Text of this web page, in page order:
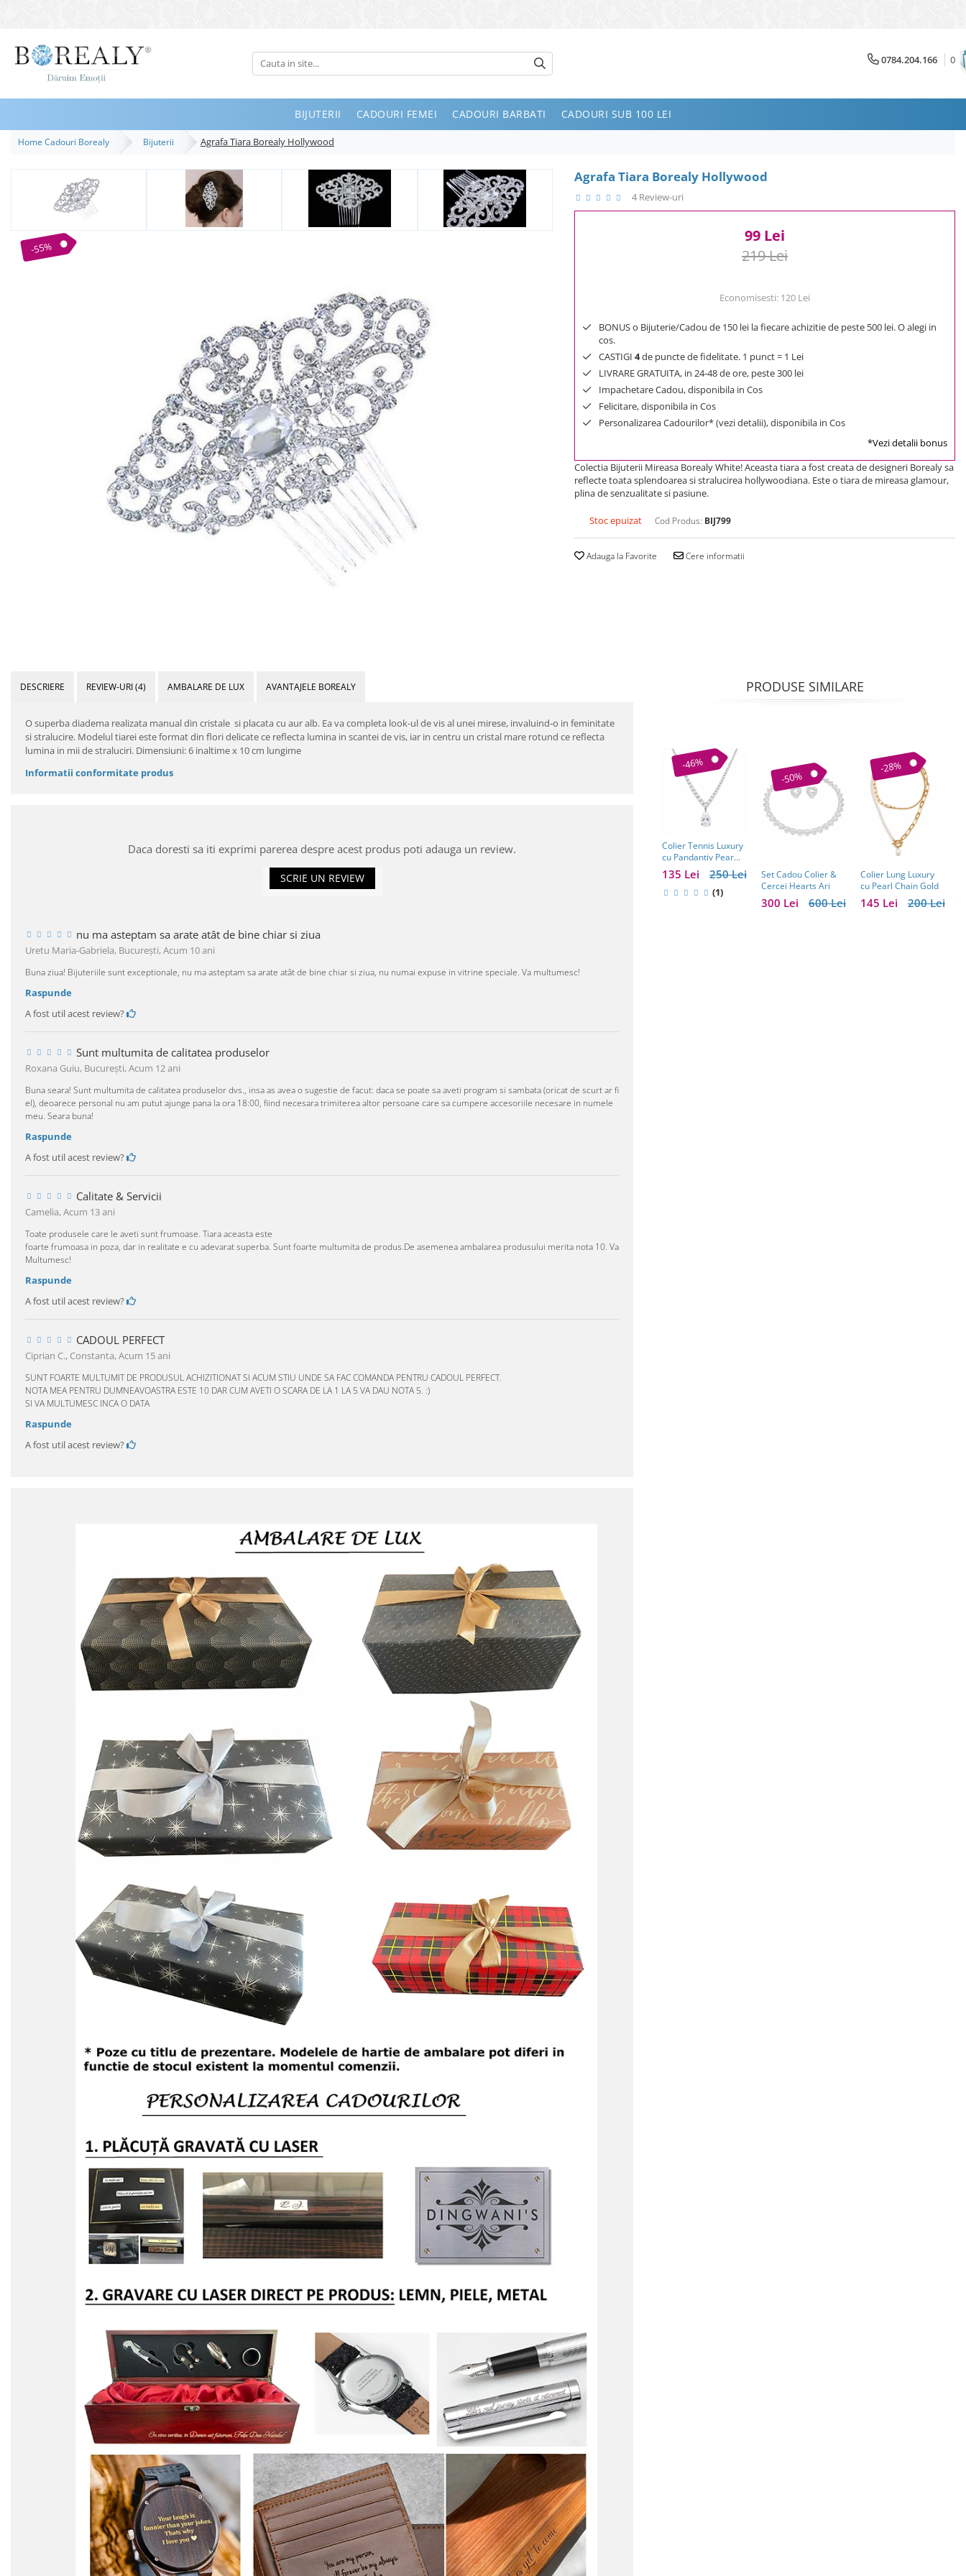
Bijuterii
Inele
Bratari
Destinatari
0784.204.166 0
BIJUTERII CADOURI FEMEI CADOURI BARBATI CADOURI SUB 100 LEI
Home Cadouri Borealy Bijuterii Agrafa Tiara Borealy Hollywood
Agrafa Tiara Borealy Hollywood
4 Review-uri
-55%
99 Lei
219 Lei
Economisesti: 120 Lei
BONUS o Bijuterie/Cadou de 150 lei la fiecare achizitie de peste 500 lei. O alegi in
cos.
CASTIGI 4de puncte de fidelitate. 1 punct = 1 Lei
LIVRARE GRATUITA, in 24-48 de ore, peste 300 lei
Impachetare Cadou, disponibila in Cos
Felicitare, disponibila in Cos
Personalizarea Cadourilor* (vezi detalii), disponibila in Cos
*Vezi detalii bonus
Colectia Bijuterii Mireasa Borealy White! Aceasta tiara a fost creata de designeri Borealy sa
reflecte toata splendoarea si stralucirea hollywoodiana. Este o tiara de mireasa glamour,
plina de senzualitate si pasiune.
Stoc epuizat Cod Produs: BIJ799
Adauga la Favorite Cere informatii
DESCRIERE REVIEW-URI(4) AMBALARE DE LUX AVANTAJELE BOREALY
O superba diadema realizata manual din cristale si placata cu aur alb. Ea va completa look-ul de vis al unei mirese, invaluind-o in feminitate
si stralucire. Modelul tiarei este format din flori delicate ce reflecta lumina in scantei de vis, iar in centru un cristal mare rotund ce reflecta
lumina in mii de straluciri. Dimensiuni: 6 inaltime x 10 cm lungime
Informatii conformitate produs
Daca doresti sa iti exprimi parerea despre acest produs poti adauga un review.
SCRIE UN REVIEW
nu ma asteptam sa arate atât de bine chiar si ziua
Uretu Maria-Gabriela, Bucureşti,Acum 10 ani
Buna ziua! Bijuteriile sunt exceptionale, nu ma asteptam sa arate atât de bine chiar si ziua, nu numai expuse in vitrine speciale. Va multumesc!
Raspunde
A fost util acest review?
Sunt multumita de calitatea produselor
Roxana Guiu, Bucureşti,Acum 12 ani
Buna seara! Sunt multumita de calitatea produselor dvs., insa as avea o sugestie de facut: daca se poate sa aveti program si sambata (oricat de scurt ar fi
el), deoarece personal nu am putut ajunge pana la ora 18:00, fiind necesara trimiterea altor persoane care sa cumpere accesoriile necesare in numele
meu. Seara buna!
Raspunde
A fost util acest review?
Calitate & Servicii
Camelia,Acum 13 ani
Toate produsele care le aveti sunt frumoase. Tiara aceasta este
foarte frumoasa in poza, dar in realitate e cu adevarat superba. Sunt foarte multumita de produs.De asemenea ambalarea produsului merita nota 10. Va
Multumesc!
Raspunde
A fost util acest review?
CADOUL PERFECT
Ciprian C., Constanta,Acum 15 ani
SUNT FOARTE MULTUMIT DE PRODUSUL ACHIZITIONAT SI ACUM STIU UNDE SA FAC COMANDA PENTRU CADOUL PERFECT.
NOTA MEA PENTRU DUMNEAVOASTRA ESTE 10 DAR CUM AVETI O SCARA DE LA 1 LA 5 VA DAU NOTA 5. :)
SI VA MULTUMESC INCA O DATA
Raspunde
A fost util acest review?
PRODUSE SIMILARE
-46%
Colier Tennis Luxury
cu Pandantiv Pear
Cut – Eleganță
Atemporală 250 Lei
135 Lei
(1)
-50%
Set Cadou Colier &
Cercei Hearts Ari
600 Lei
300 Lei
-28%
Colier Lung Luxury
cu Pearl Chain Gold
200 Lei
145 Lei